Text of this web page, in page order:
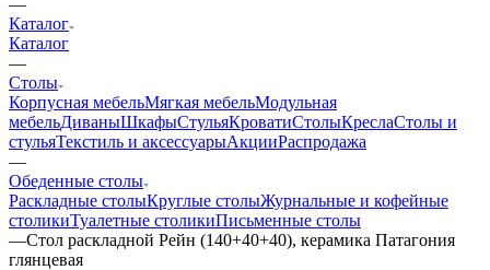
—
Каталог
Каталог
—
Столы
Корпусная мебельМягкая мебельМодульная
мебельДиваныШкафыСтульяКроватиСтолыКреслаСтолы и
стульяТекстиль и аксессуарыАкцииРаспродажа
—
Обеденные столы
Раскладные столыКруглые столыЖурнальные и кофейные
столикиТуалетные столикиПисьменные столы
—Стол раскладной Рейн (140+40+40), керамика Патагония
глянцевая